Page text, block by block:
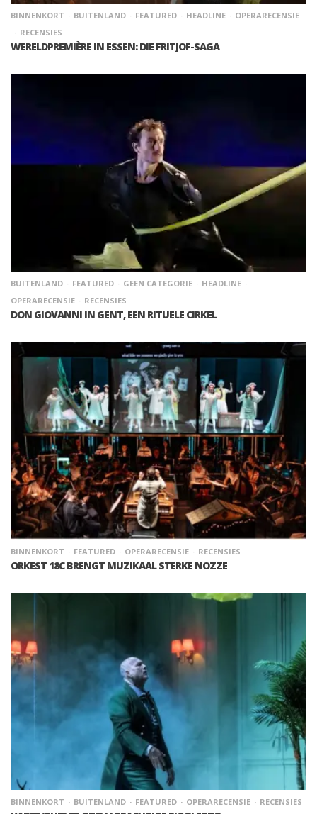
BINNENKORT BUITENLAND FEATURED HEADLINE
OPERARECENSIE
RECENSIES
WERELDPREMIÈRE IN ESSEN: DIE FRITJOF-SAGA
BUITENLAND FEATURED GEEN CATEGORIE
HEADLINE
OPERARECENSIE
RECENSIES
DON GIOVANNI IN GENT, EEN RITUELE CIRKEL
BINNENKORT FEATURED OPERARECENSIE RECENSIES
ORKEST 18C BRENGT MUZIKAAL STERKE NOZZE
BINNENKORT BUITENLAND FEATURED OPERARECENSIE RECENSIES